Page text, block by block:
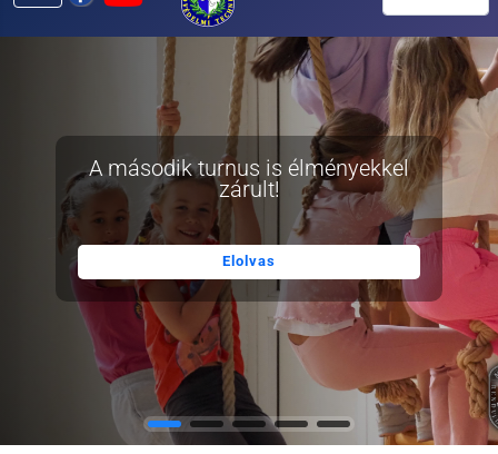
A második turnus is élményekkel
zárult!
Elolvas